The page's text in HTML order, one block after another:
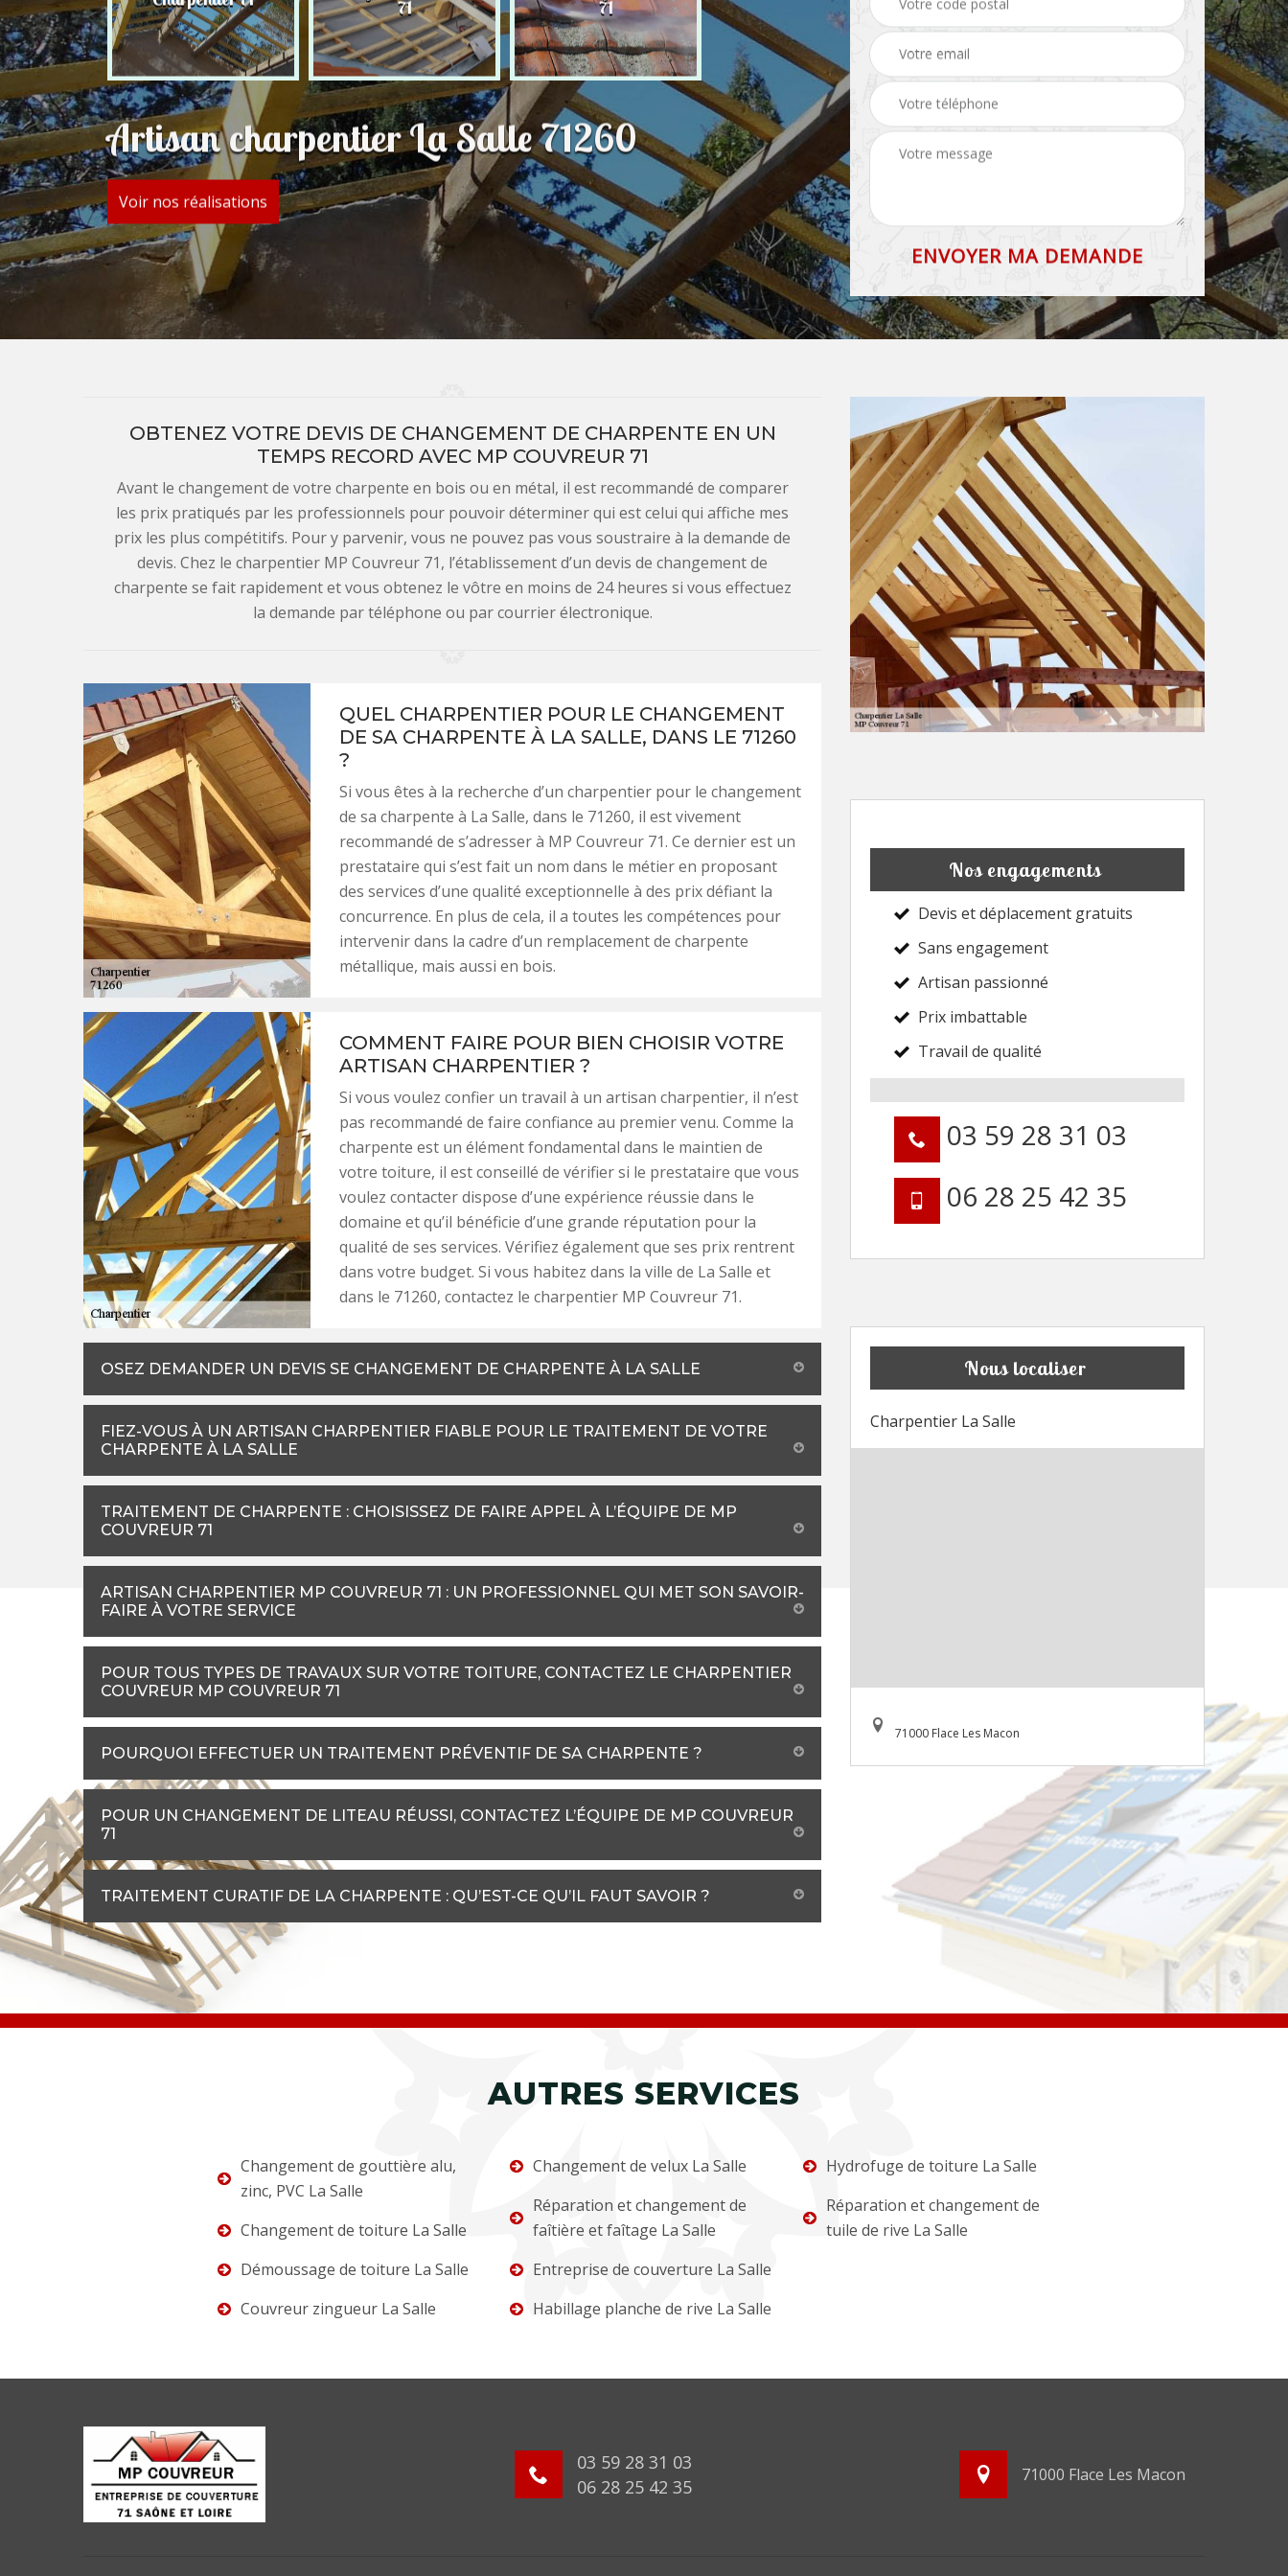
71 71 et faîtage 71 couverture 71
Artisan charpentier La Salle 71260
Voir nos réalisations
OBTENEZ VOTRE DEVIS DE CHANGEMENT DE CHARPENTE EN UN
TEMPS RECORD AVEC MP COUVREUR 71
Avant le changement de votre charpente en bois ou en métal, il est recommandé de comparer
les prix pratiqués par les professionnels pour pouvoir déterminer qui est celui qui affiche mes
prix les plus compétitifs. Pour y parvenir, vous ne pouvez pas vous soustraire à la demande de
devis. Chez le charpentier MP Couvreur 71, l’établissement d’un devis de changement de
charpente se fait rapidement et vous obtenez le vôtre en moins de 24 heures si vous effectuez
la demande par téléphone ou par courrier électronique.
QUEL CHARPENTIER POUR LE CHANGEMENT
DE SA CHARPENTE À LA SALLE, DANS LE 71260
?
Si vous êtes à la recherche d’un charpentier pour le changement
de sa charpente à La Salle, dans le 71260, il est vivement
recommandé de s’adresser à MP Couvreur 71. Ce dernier est un
prestataire qui s’est fait un nom dans le métier en proposant
des services d’une qualité exceptionnelle à des prix défiant la
concurrence. En plus de cela, il a toutes les compétences pour
intervenir dans la cadre d’un remplacement de charpente
métallique, mais aussi en bois.
COMMENT FAIRE POUR BIEN CHOISIR VOTRE
ARTISAN CHARPENTIER ?
Si vous voulez confier un travail à un artisan charpentier, il n’est
pas recommandé de faire confiance au premier venu. Comme la
charpente est un élément fondamental dans le maintien de
votre toiture, il est conseillé de vérifier si le prestataire que vous
voulez contacter dispose d’une expérience réussie dans le
domaine et qu’il bénéficie d’une grande réputation pour la
qualité de ses services. Vérifiez également que ses prix rentrent
dans votre budget. Si vous habitez dans la ville de La Salle et
dans le 71260, contactez le charpentier MP Couvreur 71.
OSEZ DEMANDER UN DEVIS SE CHANGEMENT DE CHARPENTE À LA SALLE
FIEZ-VOUS À UN ARTISAN CHARPENTIER FIABLE POUR LE TRAITEMENT DE VOTRE
CHARPENTE À LA SALLE
TRAITEMENT DE CHARPENTE : CHOISISSEZ DE FAIRE APPEL À L’ÉQUIPE DE MP
COUVREUR 71
ARTISAN CHARPENTIER MP COUVREUR 71 : UN PROFESSIONNEL QUI MET SON SAVOIR-
FAIRE À VOTRE SERVICE
POUR TOUS TYPES DE TRAVAUX SUR VOTRE TOITURE, CONTACTEZ LE CHARPENTIER
COUVREUR MP COUVREUR 71
POURQUOI EFFECTUER UN TRAITEMENT PRÉVENTIF DE SA CHARPENTE ?
POUR UN CHANGEMENT DE LITEAU RÉUSSI, CONTACTEZ L’ÉQUIPE DE MP COUVREUR
71
TRAITEMENT CURATIF DE LA CHARPENTE : QU’EST-CE QU’IL FAUT SAVOIR ?
Nos engagements
Devis et déplacement gratuits
Sans engagement
Artisan passionné
Prix imbattable
Travail de qualité
03 59 28 31 03
06 28 25 42 35
Nous localiser
Charpentier La Salle
71000 Flace Les Macon
AUTRES SERVICES
Changement de gouttière alu,
zinc, PVC La Salle
Changement de toiture La Salle
Démoussage de toiture La Salle
Couvreur zingueur La Salle
Changement de velux La Salle
Réparation et changement de
faîtière et faîtage La Salle
Entreprise de couverture La Salle
Habillage planche de rive La Salle
Hydrofuge de toiture La Salle
Réparation et changement de
tuile de rive La Salle
03 59 28 31 03
06 28 25 42 35
71000 Flace Les Macon